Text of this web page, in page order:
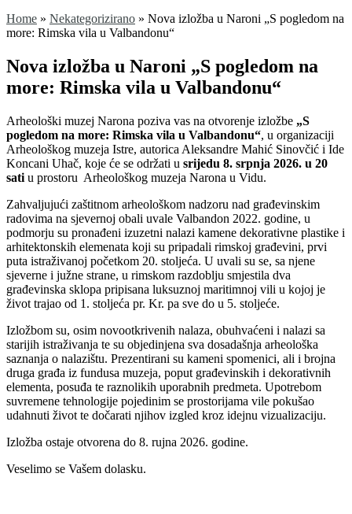
Home » Nekategorizirano » Nova izložba u Naroni „S pogledom na
more: Rimska vila u Valbandonu“
Nova izložba u Naroni „S pogledom na
more: Rimska vila u Valbandonu“
Arheološki muzej Narona poziva vas na otvorenje izložbe „S
pogledom na more: Rimska vila u Valbandonu“, u organizaciji
Arheološkog muzeja Istre, autorica Aleksandre Mahić Sinovčić i Ide
Koncani Uhač, koje će se održati u srijedu 8. srpnja 2026. u 20
sati u prostoru Arheološkog muzeja Narona u Vidu.
Zahvaljujući zaštitnom arheološkom nadzoru nad građevinskim
radovima na sjevernoj obali uvale Valbandon 2022. godine, u
podmorju su pronađeni izuzetni nalazi kamene dekorativne plastike i
arhitektonskih elemenata koji su pripadali rimskoj građevini, prvi
puta istraživanoj početkom 20. stoljeća. U uvali su se, sa njene
sjeverne i južne strane, u rimskom razdoblju smjestila dva
građevinska sklopa pripisana luksuznoj maritimnoj vili u kojoj je
život trajao od 1. stoljeća pr. Kr. pa sve do u 5. stoljeće.
Izložbom su, osim novootkrivenih nalaza, obuhvaćeni i nalazi sa
starijih istraživanja te su objedinjena sva dosadašnja arheološka
saznanja o nalazištu. Prezentirani su kameni spomenici, ali i brojna
druga građa iz fundusa muzeja, poput građevinskih i dekorativnih
elementa, posuđa te raznolikih uporabnih predmeta. Upotrebom
suvremene tehnologije pojedinim se prostorijama vile pokušao
udahnuti život te dočarati njihov izgled kroz idejnu vizualizaciju.
Izložba ostaje otvorena do 8. rujna 2026. godine.
Veselimo se Vašem dolasku.